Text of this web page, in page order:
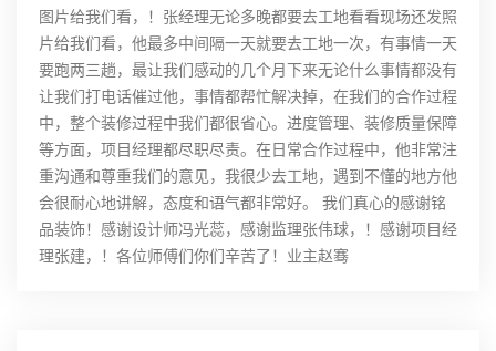
图片给我们看，！张经理无论多晚都要去工地看看现场还发照
片给我们看，他最多中间隔一天就要去工地一次，有事情一天
要跑两三趟，最让我们感动的几个月下来无论什么事情都没有
让我们打电话催过他，事情都帮忙解决掉，在我们的合作过程
中，整个装修过程中我们都很省心。进度管理、装修质量保障
等方面，项目经理都尽职尽责。在日常合作过程中，他非常注
重沟通和尊重我们的意见，我很少去工地，遇到不懂的地方他
会很耐心地讲解，态度和语气都非常好。 我们真心的感谢铭
品装饰！感谢设计师冯光蕊，感谢监理张伟球，！感谢项目经
理张建，！各位师傅们你们辛苦了！业主赵骞